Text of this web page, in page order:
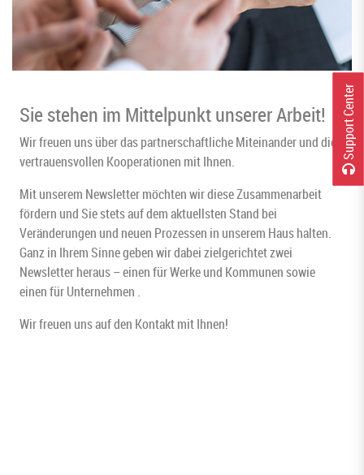
S
u
p
p
o
r
t
C
e
n
t
e
r
Sie stehen im Mittelpunkt unserer Arbeit!
Wir freuen uns über das partnerschaftliche Miteinander und die
vertrauensvollen Kooperationen mit Ihnen.
Mit unserem Newsletter möchten wir diese Zusammenarbeit
fördern und Sie stets auf dem aktuellsten Stand bei
Veränderungen und neuen Prozessen in unserem Haus halten.
Ganz in Ihrem Sinne geben wir dabei zielgerichtet zwei
Newsletter heraus – einen für Werke und Kommunen sowie
einen für Unternehmen .
Wir freuen uns auf den Kontakt mit Ihnen!